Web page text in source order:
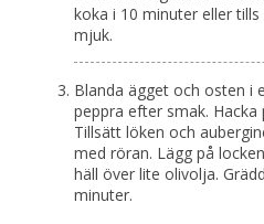
koka i 10 minuter eller
mjuk.
Blanda ägget och osten i
peppra efter smak. Hacka
Tillsätt löken och
med röran. Lägg på
häll över lite olivolja.
minuter.